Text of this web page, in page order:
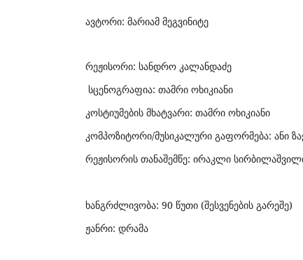
ავტორი: მარიამ მეგვინიტე
რეჟისორი: სანდრო კალანდაძე
სცენოგრაფია: თამრი ოხიკიანი
კოსტიუმების მხატვარი: თამრი ოხიკიანი
კომპოზიტორი/მუსიკალური გაფორმება: ანი
რეჟისორის თანაშემწე: ირაკლი
ხანგრძლივობა: 90 წუთი (შესვენების გარეშე)
ჟანრი: დრამა